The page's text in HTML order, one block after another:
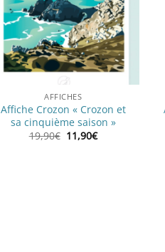
AFFICHES
Affiche Crozon « Crozon et
sa cinquième saison »
19,90€ Le
prix
11,90€Le